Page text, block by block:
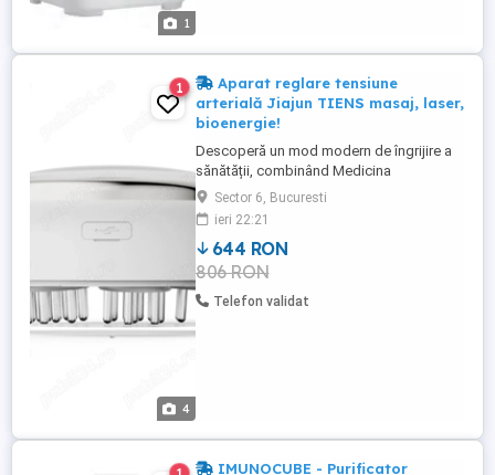
1
4
1
Aparat reglare tensiune
arterială Jiajun TIENS masaj, laser,
bioenergie!
Descoperă un mod modern de îngrijire a
sănătății, combinând Medicina
Tradițională Chineză cu tehnologia high-
tech TIENS! Aparatul Jiajun reglează
tensiunea arterială, îmbunătățește
circulația sângelui, reduce vâscozitatea și
întărește imunitatea. Microcip inteligent,
lampă laser, masaj vibrații Echilibrează ...
Sector 6, Bucuresti
ieri 22:21
644 RON
806 RON
Telefon validat
IMUNOCUBE - Purificator